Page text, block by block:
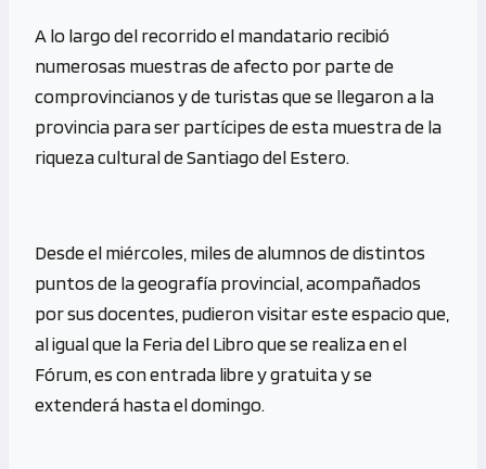
A lo largo del recorrido el mandatario recibió
numerosas muestras de afecto por parte de
comprovincianos y de turistas que se llegaron a la
provincia para ser partícipes de esta muestra de la
riqueza cultural de Santiago del Estero.
Desde el miércoles, miles de alumnos de distintos
puntos de la geografía provincial, acompañados
por sus docentes, pudieron visitar este espacio que,
al igual que la Feria del Libro que se realiza en el
Fórum, es con entrada libre y gratuita y se
extenderá hasta el domingo.